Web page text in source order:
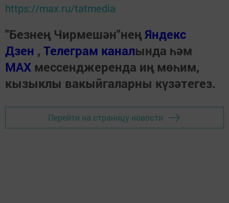
https://max.ru/tatmedia
"Безнең Чирмешән"неңЯндекс
Дзен , Телеграм каналында һәм
МАХ мессенджеренда иң мөһим,
кызыклы вакыйгаларны күзәтегез.
Перейти на страницу новости